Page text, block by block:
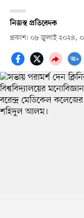
নিজস্ব প্রতিবেদক
প্রকাশ: ০৮ জুলাই ২০২৪,